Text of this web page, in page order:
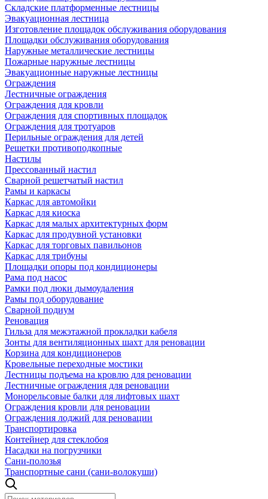
Складские платформенные лестницы
Эвакуационная лестница
Изготовление площадок обслуживания оборудования
Площадки обслуживания оборудования
Наружные металлические лестницы
Пожарные наружные лестницы
Эвакуационные наружные лестницы
Ограждения
Лестничные ограждения
Ограждения для кровли
Ограждения для спортивных площадок
Ограждения для тротуаров
Перильные ограждения для детей
Решетки противоподкопные
Настилы
Прессованный настил
Сварной решетчатый настил
Рамы и каркасы
Каркас для автомойки
Каркас для киоска
Каркас для малых архитектурных форм
Каркас для продувной установки
Каркас для торговых павильонов
Каркас для трибуны
Площадки опоры под кондиционеры
Рама под насос
Рамки под люки дымоудаления
Рамы под оборудование
Сварной подиум
Реновация
Гильза для межэтажной прокладки кабеля
Зонты для вентиляционных шахт для реновации
Корзина для кондиционеров
Кровельные переходные мостики
Лестницы подъема на кровлю для реновации
Лестничные ограждения для реновации
Монорельсовые балки для лифтовых шахт
Ограждения кровли для реновации
Ограждения лоджий для реновации
Транспортировка
Контейнер для стеклобоя
Насадки на погрузчики
Сани-полозья
Транспортные сани (сани-волокуши)